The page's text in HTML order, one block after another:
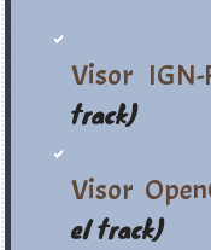
Visor IGN-
track)
Visor
el track)